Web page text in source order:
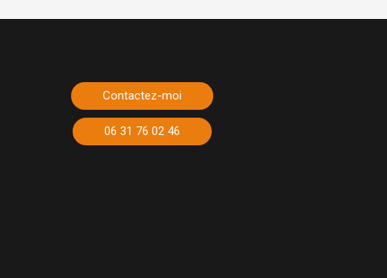
Contactez-moi
06 31 76 02 46